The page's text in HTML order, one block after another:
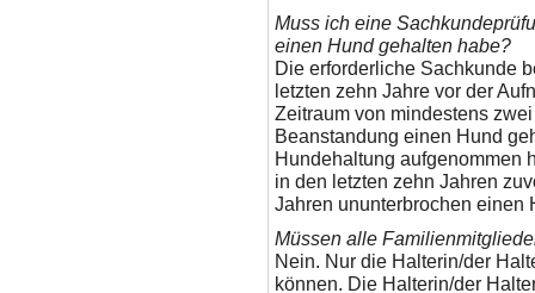
Muss ich eine
einen Hund gehalten habe?
Die erforderliche Sachkunde
letzten zehn Jahre vor der
Zeitraum von mindestens
Beanstandung einen Hund
Hundehaltung aufgenommen
in den letzten zehn Jahren
Jahren ununterbrochen einen
Müssen alle
Nein. Nur die Halterin/der
können. Die Halterin/der